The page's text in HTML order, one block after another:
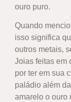
ouro puro.
Quando
isso significa
outros metais,
Joias feitas em
por ter em sua
paládio além
amarelo o ouro